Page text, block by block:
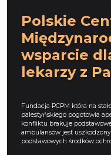
Polskie
wsparcie
lekarzy z
Fundacja PCPM która na
palestyńskiego pogotowia
konfliktu brakuje
ambulansów jest
podstawowych środków